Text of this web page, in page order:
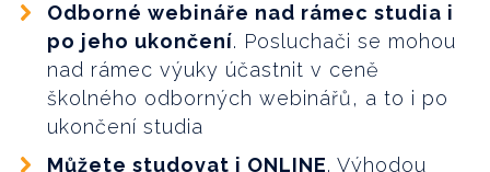
Odborné webináře nad rámec studia i
po jeho ukončení. Posluchači se mohou
nad rámec výuky účastnit v ceně
školného odborných webinářů, a to i po
ukončení studia
Můžete studovat i ONLINE. Výhodou